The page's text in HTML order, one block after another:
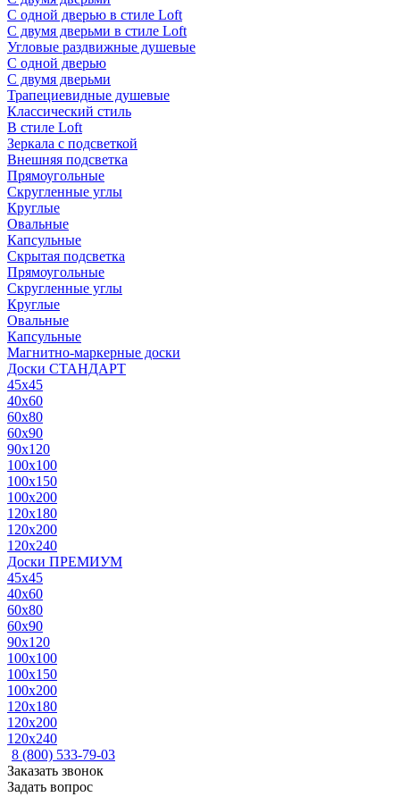
С одной дверью в стиле Loft
С двумя дверьми в стиле Loft
Угловые раздвижные душевые
С одной дверью
С двумя дверьми
Трапециевидные душевые
Классический стиль
В стиле Loft
Зеркала с подсветкой
Внешняя подсветка
Прямоугольные
Скругленные углы
Круглые
Овальные
Капсульные
Скрытая подсветка
Прямоугольные
Скругленные углы
Круглые
Овальные
Капсульные
Магнитно-маркерные доски
Доски СТАНДАРТ
45x45
40x60
60x80
60x90
90x120
100x100
100x150
100x200
120x180
120x200
120x240
Доски ПРЕМИУМ
45x45
40x60
60x80
60x90
90x120
100x100
100x150
100x200
120x180
120x200
120x240
8 (800) 533-79-03
Заказать звонок
Задать вопрос